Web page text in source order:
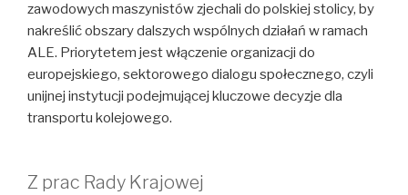
zawodowych maszynistów zjechali do polskiej stolicy, by
nakreślić obszary dalszych wspólnych działań w ramach
ALE. Priorytetem jest włączenie organizacji do
europejskiego, sektorowego dialogu społecznego, czyli
unijnej instytucji podejmującej kluczowe decyzje dla
transportu kolejowego.
Z prac Rady Krajowej